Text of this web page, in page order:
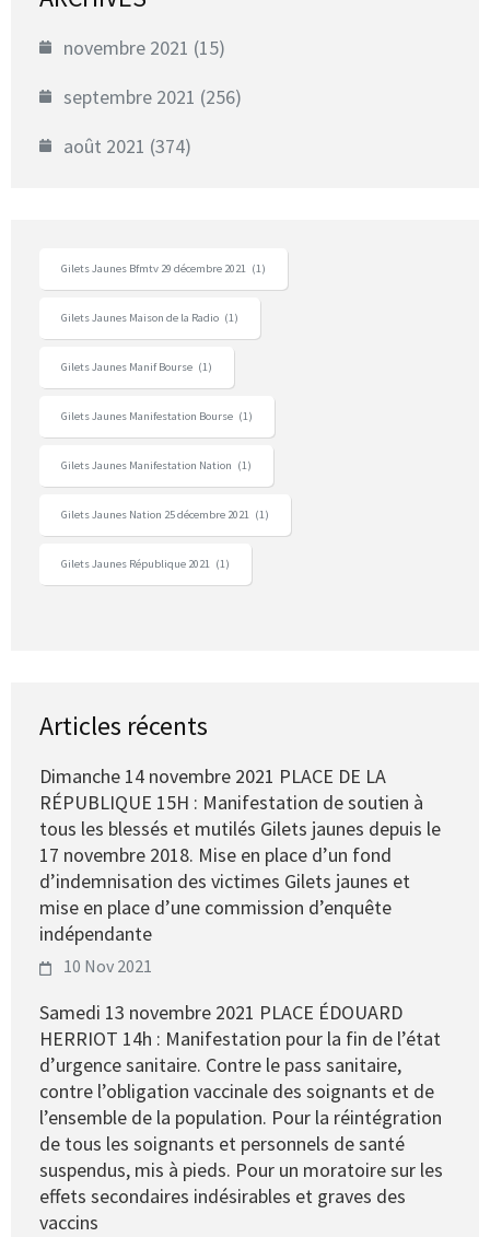
novembre 2021 (15)
septembre 2021 (256)
août 2021 (374)
Gilets Jaunes Bfmtv 29 décembre 2021 (1)
Gilets Jaunes Maison de la Radio (1)
Gilets Jaunes Manif Bourse (1)
Gilets Jaunes Manifestation Bourse (1)
Gilets Jaunes Manifestation Nation (1)
Gilets Jaunes Nation 25 décembre 2021 (1)
Gilets Jaunes République 2021 (1)
Articles récents
Dimanche 14 novembre 2021 PLACE DE LA
RÉPUBLIQUE 15H : Manifestation de soutien à
tous les blessés et mutilés Gilets jaunes depuis le
17 novembre 2018. Mise en place d’un fond
d’indemnisation des victimes Gilets jaunes et
mise en place d’une commission d’enquête
indépendante
10 Nov 2021
Samedi 13 novembre 2021 PLACE ÉDOUARD
HERRIOT 14h : Manifestation pour la fin de l’état
d’urgence sanitaire. Contre le pass sanitaire,
contre l’obligation vaccinale des soignants et de
l’ensemble de la population. Pour la réintégration
de tous les soignants et personnels de santé
suspendus, mis à pieds. Pour un moratoire sur les
effets secondaires indésirables et graves des
vaccins